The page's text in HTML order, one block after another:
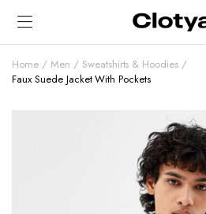
Home Men
Sweatshirts & Hoodies
Faux Suede Jacket With Pockets